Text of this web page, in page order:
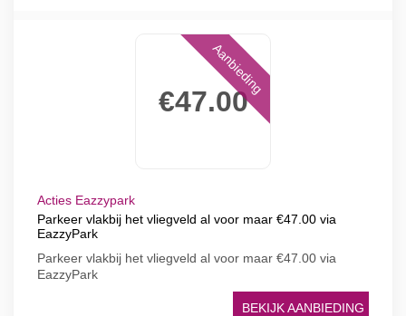
€47.00
Aanbieding
Acties Eazzypark
Parkeer vlakbij het vliegveld al voor maar €47.00 via
EazzyPark
Parkeer vlakbij het vliegveld al voor maar €47.00 via
EazzyPark
BEKIJK AANBIEDING